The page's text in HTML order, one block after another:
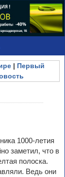
| Первый
1000-летия
заметил, что в
полоска.
Ведь они